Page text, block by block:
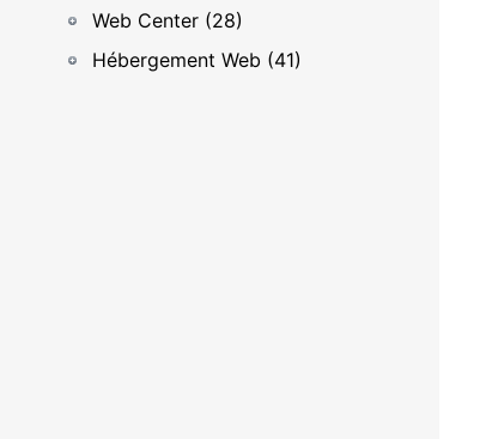
Web Center (28)
Hébergement Web (41)